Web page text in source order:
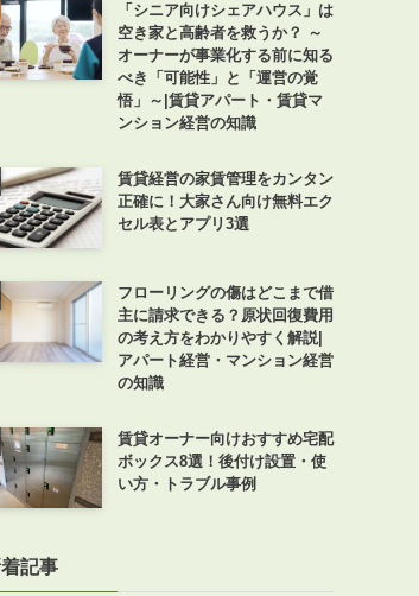
「シニア向けシェアハウス」は
空き家と高齢者を救うか？ ～
オーナーが事業化する前に知る
べき「可能性」と「運営の覚
悟」～|賃貸アパート・賃貸マ
ンション経営の知識
賃貸経営の家賃管理をカンタン
正確に！大家さん向け無料エク
セル表とアプリ3選
フローリングの傷はどこまで借
主に請求できる？原状回復費用
の考え方をわかりやすく解説|
アパート経営・マンション経営
の知識
賃貸オーナー向けおすすめ宅配
ボックス8選！後付け設置・使
い方・トラブル事例
記事